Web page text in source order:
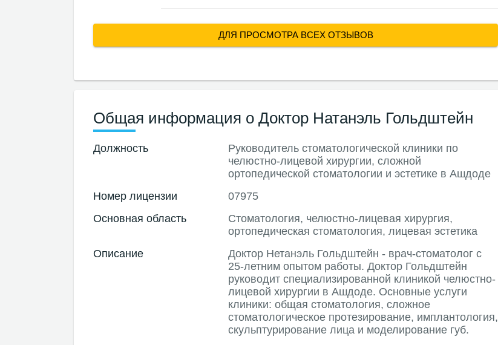
ДЛЯ ПРОСМОТРА ВСЕХ ОТЗЫВОВ
Общая информация о Доктор Натанэль Гольдштейн
Должность
Руководитель стоматологической клиники по
челюстно-лицевой хирургии, сложной
ортопедической стоматологии и эстетике в Ашдоде
Номер лицензии
07975
Основная область
Стоматология, челюстно-лицевая хирургия,
ортопедическая стоматология, лицевая эстетика
Описание
Доктор Нетанэль Гольдштейн - врач-стоматолог с
25-летним опытом работы. Доктор Гольдштейн
руководит специализированной клиникой челюстно-
лицевой хирургии в Ашдоде. Основные услуги
клиники: общая стоматология, сложное
стоматологическое протезирование, имплантология,
скульптурирование лица и моделирование губ.